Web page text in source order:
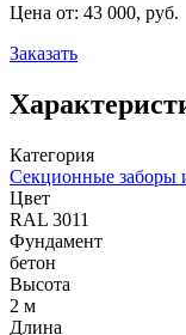
Цена от: 43 000, руб.
Заказать
Категория
Секционные заборы
Цвет
RAL 3011
Фундамент
бетон
Высота
2 м
Длина